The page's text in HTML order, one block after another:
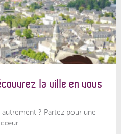
la ville en vous
? Partez pour une
cœur...